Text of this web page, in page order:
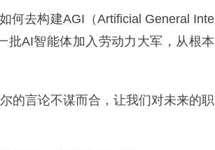
何去构建AGI（Artificial General Inte
批AI智能体加入劳动力大军，从根本
的言论不谋而合，让我们对未来的职